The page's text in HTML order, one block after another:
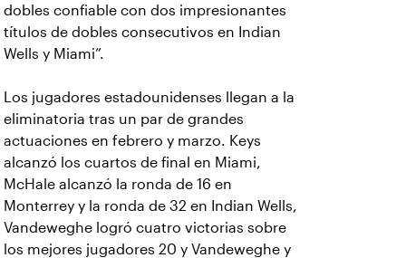
dobles confiable con dos impresionantes
títulos de dobles consecutivos en Indian
Wells y Miami”.
Los jugadores estadounidenses llegan a la
eliminatoria tras un par de grandes
actuaciones en febrero y marzo. Keys
alcanzó los cuartos de final en Miami,
McHale alcanzó la ronda de 16 en
Monterrey y la ronda de 32 en Indian Wells,
Vandeweghe logró cuatro victorias sobre
los mejores jugadores 20 y Vandeweghe y